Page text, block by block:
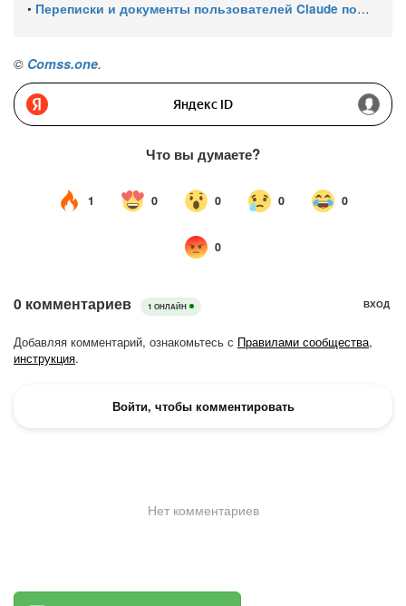
• Переписки и документы пользователей Claude попали в поиск Google из-за публичных ссылок
© Comss.one.